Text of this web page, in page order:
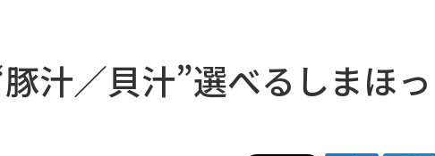
汁／貝汁”選べるしまほっ